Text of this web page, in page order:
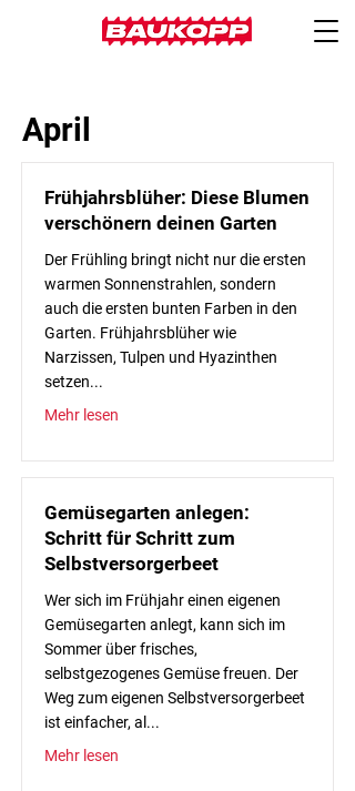
April
Frühjahrsblüher: Diese Blumen
verschönern deinen Garten
Der Frühling bringt nicht nur die ersten
warmen Sonnenstrahlen, sondern
auch die ersten bunten Farben in den
Garten. Frühjahrsblüher wie
Narzissen, Tulpen und Hyazinthen
setzen...
Mehr lesen
Gemüsegarten anlegen:
Schritt für Schritt zum
Selbstversorgerbeet
Wer sich im Frühjahr einen eigenen
Gemüsegarten anlegt, kann sich im
Sommer über frisches,
selbstgezogenes Gemüse freuen. Der
Weg zum eigenen Selbstversorgerbeet
ist einfacher, al...
Mehr lesen